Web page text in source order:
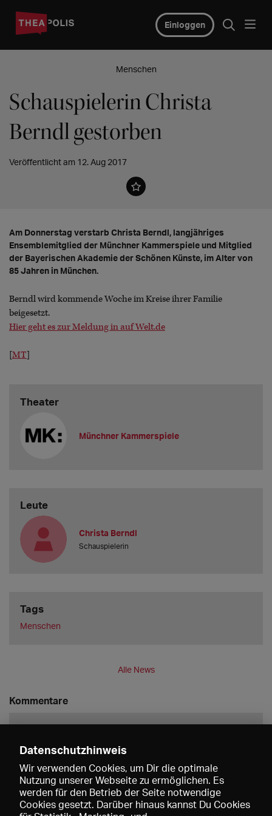
Einloggen
Menschen
Schauspielerin Christa
Berndl gestorben
Veröffentlicht am 12. Aug 2017
Am Donnerstag verstarb Christa Berndl, langjähriges
Ensemblemitglied der Münchner Kammerspiele und Mitglied
der Bayerischen Akademie der Schönen Künste, im Alter von
85 Jahren in München.
Berndl wird kommende Woche im Kreise ihrer Familie
beigesetzt.
Hier geht es zur Meldung in auf Welt.de
[MT]
Theater
Münchner Kammerspiele
Leute
Christa Berndl
Schauspielerin
Tags
Menschen
Alle News
Kommentare
Speichern
Datenschutzhinweis
Wir verwenden Cookies, um Dir die optimale
Nutzung unserer Webseite zu ermöglichen. Es
werden für den Betrieb der Seite notwendige
Cookies gesetzt. Darüber hinaus kannst Du Cookies